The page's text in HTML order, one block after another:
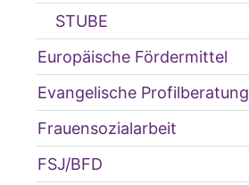
STUBE
Europäische Fördermittel
Evangelische Profilberatung
Frauensozialarbeit
FSJ/BFD